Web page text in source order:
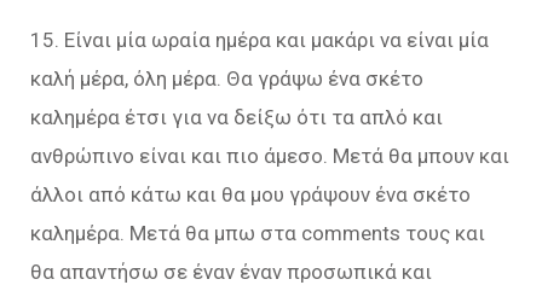
15. Είναι μία ωραία ημέρα και μακάρι να είναι μία
καλή μέρα, όλη μέρα. Θα γράψω ένα σκέτο
καλημέρα έτσι για να δείξω ότι τα απλό και
ανθρώπινο είναι και πιο άμεσο. Μετά θα μπουν και
άλλοι από κάτω και θα μου γράψουν ένα σκέτο
καλημέρα. Μετά θα μπω στα comments τους και
θα απαντήσω σε έναν έναν προσωπικά και